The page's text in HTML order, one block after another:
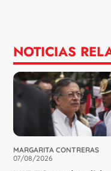
NOTICIAS
MARGARITA CONTRERAS
07/08/2026